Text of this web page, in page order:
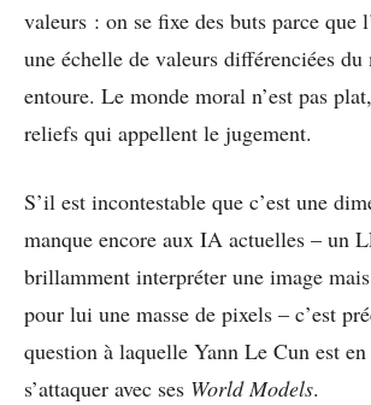
valeurs : on se fixe des buts parce que
une échelle de valeurs différenciées
entoure. Le monde moral n’est pas
reliefs qui appellent le jugement.
S’il est incontestable que c’est une
manque encore aux IA actuelles – un
brillamment interpréter une image
pour lui une masse de pixels – c’est
question à laquelle Yann Le Cun est
s’attaquer avec ses World Models.